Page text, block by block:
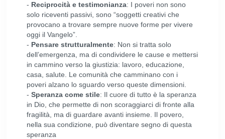
- Reciprocità e testimonianza: I poveri non sono
solo riceventi passivi, sono “soggetti creativi che
provocano a trovare sempre nuove forme per vivere
oggi il Vangelo”.
- Pensare strutturalmente: Non si tratta solo
dell’emergenza, ma di condividere le cause e mettersi
in cammino verso la giustizia: lavoro, educazione,
casa, salute. Le comunità che camminano con i
poveri alzano lo sguardo verso queste dimensioni.
-Speranza come stile: Il cuore di tutto è la speranza
in Dio, che permette di non scoraggiarci di fronte alla
fragilità, ma di guardare avanti insieme. Il povero,
nella sua condizione, può diventare segno di questa
speranza